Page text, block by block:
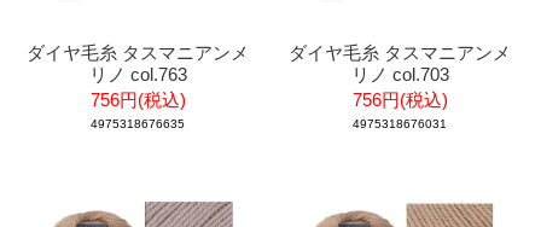
ダイヤ毛糸 タスマニアンメ
リノ col.763
756円(税込)
4975318676635
ダイヤ毛糸 タスマニアンメ
リノ col.703
756円(税込)
4975318676031